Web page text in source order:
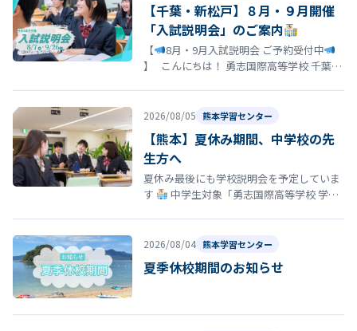
【千葉・新松戸】８月・９月開催
「入試説明会」のご案内
【
8月・9月入試説明会 ご予約受付中
】 こんにちは！ 勇志国際高等学校 千葉学
2026/08/05 熊本学習センター
【熊本】夏休み期間、中学校の先
生方へ
夏休み最後にも学校説明会を予定していま
す
中学生対象「勇志国際高等学校 学校
2026/08/04 熊本学習センター
夏季休校期間のお知らせ